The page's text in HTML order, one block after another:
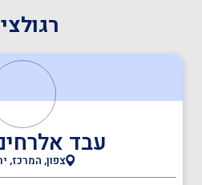
עבד
צפון, המרכז,